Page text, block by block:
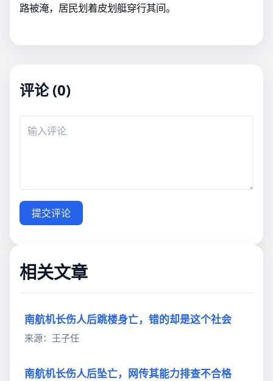
路被淹，居民划着皮划艇穿行其间。
评论 (0)
提交评论
相关文章
南航机长伤人后跳楼身亡，错的却是这个社会
来源：王子任
南航机长伤人后坠亡，网传其能力排查不合格